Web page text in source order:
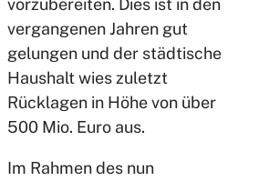
vergangenen Jahren gut
gelungen und der städtische
Haushalt wies zuletzt
Rücklagen in Höhe von über
500 Mio. Euro aus.
Im Rahmen des nun